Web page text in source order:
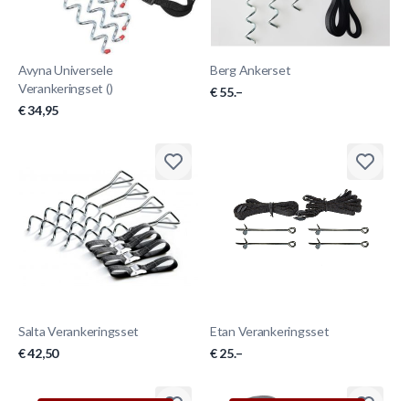
Avyna Universele
Verankeringset ()
€ 34,95
Berg Ankerset
€ 55.–
Salta Verankeringsset
€ 42,50
Etan Verankeringsset
€ 25.–